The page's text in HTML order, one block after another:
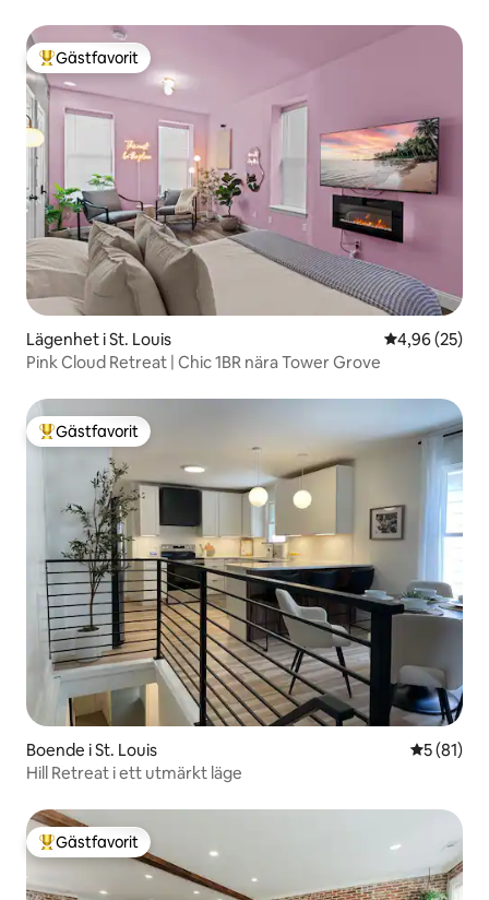
Populär gästfavorit
Gästfavorit
Lägenhet i St. Louis 4,96 av 5 i
4,96 (25)
Pink Cloud Retreat | Chic 1BR nära Tower Grove
Populär gästfavorit
Gästfavorit
Boende i St. Louis 5 av 5 i
5 (81)
Hill Retreat i ett utmärkt läge
Populär gästfavorit
Gästfavorit